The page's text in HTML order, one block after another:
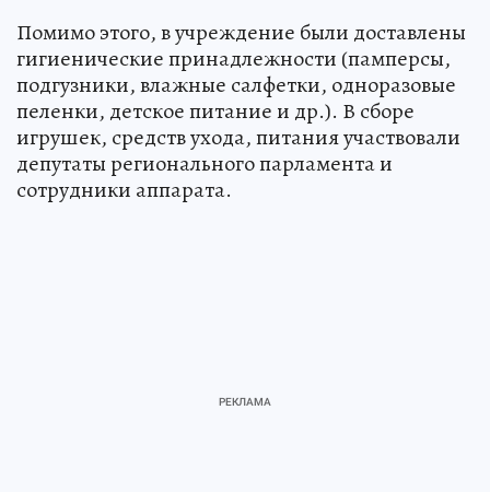
Помимо этого, в учреждение были доставлены
гигиенические принадлежности (памперсы,
подгузники, влажные салфетки, одноразовые
пеленки, детское питание и др.). В сборе
игрушек, средств ухода, питания участвовали
депутаты регионального парламента и
сотрудники аппарата.